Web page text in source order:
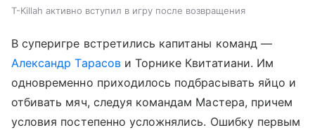
T-Killah активно вступил в игру после возвращения
В суперигре встретились капитаны команд —
Александр Тарасови Торнике Квитатиани. Им
одновременно приходилось подбрасывать яйцо и
отбивать мяч, следуя командам Мастера, причем
условия постепенно усложнялись. Ошибку первым